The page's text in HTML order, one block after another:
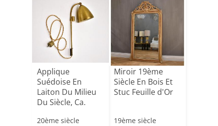
Applique
Suédoise En
Laiton Du Milieu
Du Siècle, Ca.
20ème siècle
Miroir 19ème
Siècle En Bois Et
Stuc Feuille d'Or
19ème siècle